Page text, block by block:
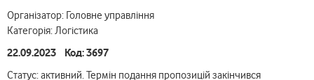
Організатор: Головне управління
Категорія: Логістика
22.09.2023 Код: 3697
Статус: активний. Термін подання пропозицій закінчився